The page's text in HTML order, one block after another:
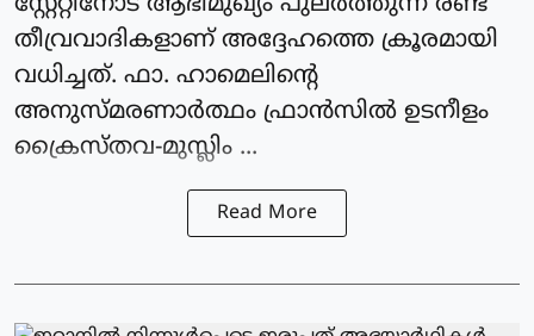
തീവ്രവാദികളാണ് അദ്ദേഹത്തെ ക്രൂരമായി
വധിച്ചത്. ഫാ. ഹാമെലിന്റെ
അനുസ്മരണാര്‍ത്ഥം ഫ്രാന്‍സില്‍ ഉടനീളം
ക്രൈസ്തവ-മുസ്ലിം ...
Read More